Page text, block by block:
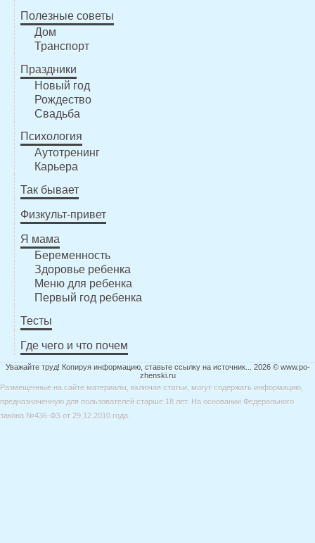
Полезные советы
Дом
Транспорт
Праздники
Новый год
Рождество
Свадьба
Психология
Аутотренинг
Карьера
Так бывает
Физкульт-привет
Я мама
Беременность
Здоровье ребенка
Меню для ребенка
Первый год ребенка
Тесты
Где чего и что почем
Уважайте труд! Копируя информацию, ставьте ссылку на источник... 2026 © www.po-
zhenski.ru
Размещенные на сайте материалы, включая статьи, могут содержать информацию,
предназначенную для пользователей старше 18 лет. На основании Федерального
закона №436-ФЗ от 29.12.2010 года.